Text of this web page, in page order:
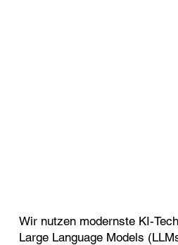
Wir nutzen modernste KI-
Large Language Models